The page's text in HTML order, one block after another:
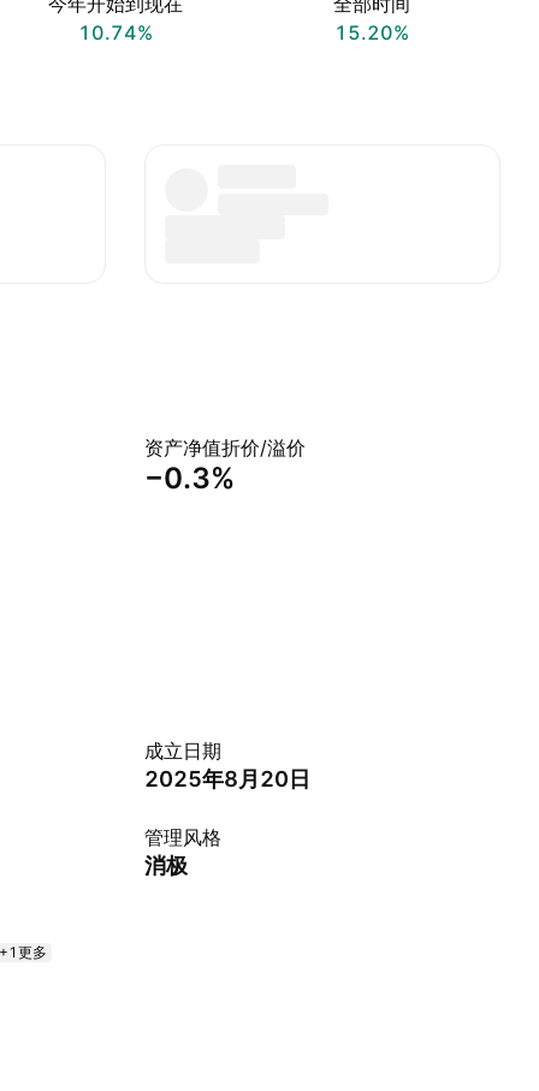
10.74%
15.20%
资产净值折价/溢价
−0.3%
成立日期
2025年8月20日
管理风格
消极
+1更多